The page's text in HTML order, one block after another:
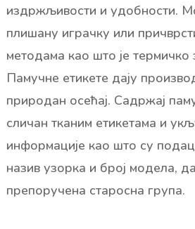
издржљивости и удобности.
плишану играчку или
методама као што је термичко
Памучне етикете дају
природан осећај. Садржај
сличан тканим етикетама и
информације као што су
назив узорка и број модела,
препоручена старосна група.